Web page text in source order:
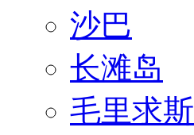
沙巴
长滩岛
毛里求斯